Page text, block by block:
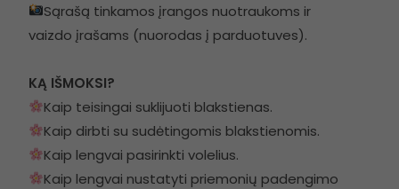
Sąrašą tinkamos įrangos nuotraukoms ir
vaizdo įrašams (nuorodas į parduotuves).
KĄ IŠMOKSI?
Kaip teisingai suklijuoti blakstienas.
Kaip dirbti su sudėtingomis blakstienomis.
Kaip lengvai pasirinkti volelius.
Kaip lengvai nustatyti priemonių padengimo